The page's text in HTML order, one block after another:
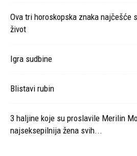
Ova tri horoskopska znaka najčešće
život
Igra sudbine
Blistavi rubin
3 haljine koje su proslavile Merilin
najseksepilnija žena svih...